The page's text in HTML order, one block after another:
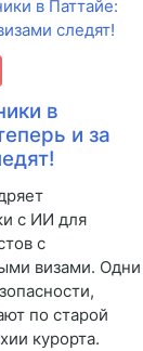
в
и за
с ИИ для
с
визами. Одни
по старой
курорта.